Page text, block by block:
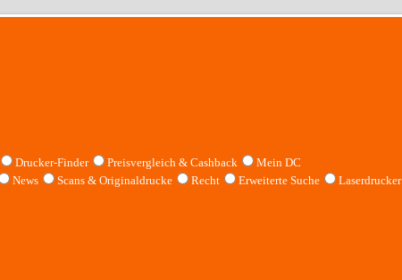
Drucker-Finder Preisvergleich & Cashback
Mein DC
News Scans & Originaldrucke Recht Erweiterte Suche
Laserdrucker